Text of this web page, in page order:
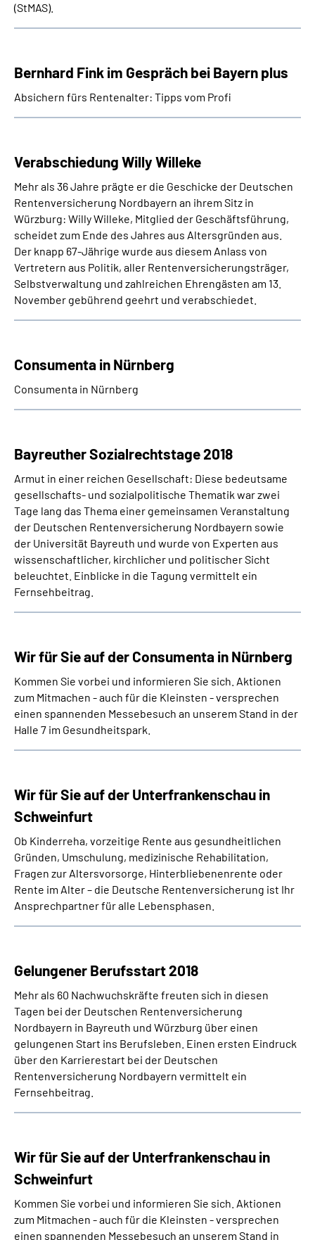
(StMAS).
Bernhard Fink im Gespräch bei Bayern plus
Absichern fürs Rentenalter: Tipps vom Profi
Verabschiedung Willy Willeke
Mehr als 36 Jahre prägte er die Geschicke der Deutschen
Rentenversicherung Nordbayern an ihrem Sitz in
Würzburg: Willy Willeke, Mitglied der Geschäftsführung,
scheidet zum Ende des Jahres aus Altersgründen aus.
Der knapp 67-Jährige wurde aus diesem Anlass von
Vertretern aus Politik, aller Rentenversicherungsträger,
Selbstverwaltung und zahlreichen Ehrengästen am 13.
November gebührend geehrt und verabschiedet.
Consumenta in Nürnberg
Consumenta in Nürnberg
Bayreuther Sozialrechtstage 2018
Armut in einer reichen Gesellschaft: Diese bedeutsame
gesellschafts- und sozialpolitische Thematik war zwei
Tage lang das Thema einer gemeinsamen Veranstaltung
der Deutschen Rentenversicherung Nordbayern sowie
der Universität Bayreuth und wurde von Experten aus
wissenschaftlicher, kirchlicher und politischer Sicht
beleuchtet. Einblicke in die Tagung vermittelt ein
Fernsehbeitrag.
Wir für Sie auf der Consumenta in Nürnberg
Kommen Sie vorbei und informieren Sie sich. Aktionen
zum Mitmachen - auch für die Kleinsten - versprechen
einen spannenden Messebesuch an unserem Stand in der
Halle 7 im Gesundheitspark.
Wir für Sie auf der Unterfrankenschau in
Schweinfurt
Ob Kinderreha, vorzeitige Rente aus gesundheitlichen
Gründen, Umschulung, medizinische Rehabilitation,
Fragen zur Altersvorsorge, Hinterbliebenenrente oder
Rente im Alter – die Deutsche Rentenversicherung ist Ihr
Ansprechpartner für alle Lebensphasen.
Gelungener Berufsstart 2018
Mehr als 60 Nachwuchskräfte freuten sich in diesen
Tagen bei der Deutschen Rentenversicherung
Nordbayern in Bayreuth und Würzburg über einen
gelungenen Start ins Berufsleben. Einen ersten Eindruck
über den Karrierestart bei der Deutschen
Rentenversicherung Nordbayern vermittelt ein
Fernsehbeitrag.
Wir für Sie auf der Unterfrankenschau in
Schweinfurt
Kommen Sie vorbei und informieren Sie sich. Aktionen
zum Mitmachen - auch für die Kleinsten - versprechen
einen spannenden Messebesuch an unserem Stand in